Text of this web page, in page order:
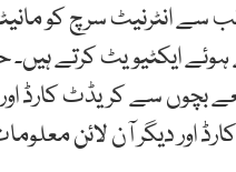
سے انٹرنیٹ سرچ کو
ہوئے ایکٹیویٹ کرتے
بچوں سے کریڈٹ کارڈ
آن لائن معلومات چوری کرنے